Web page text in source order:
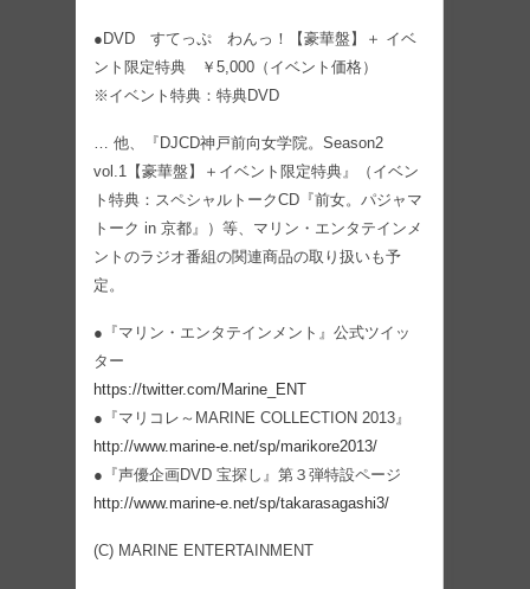
●DVD すてっぷ わんっ！【豪華盤】＋ イベ
ント限定特典 ￥5,000（イベント価格）
※イベント特典：特典DVD
… 他、『DJCD神戸前向女学院。Season2
vol.1【豪華盤】＋イベント限定特典』（イベン
ト特典：スペシャルトークCD『前女。パジャマ
トーク in 京都』）等、マリン・エンタテインメ
ントのラジオ番組の関連商品の取り扱いも予
定。
●『マリン・エンタテインメント』公式ツイッ
ター
https://twitter.com/Marine_ENT
●『マリコレ～MARINE COLLECTION 2013』
http://www.marine-e.net/sp/marikore2013/
●『声優企画DVD 宝探し』第３弾特設ページ
http://www.marine-e.net/sp/takarasagashi3/
(C) MARINE ENTERTAINMENT